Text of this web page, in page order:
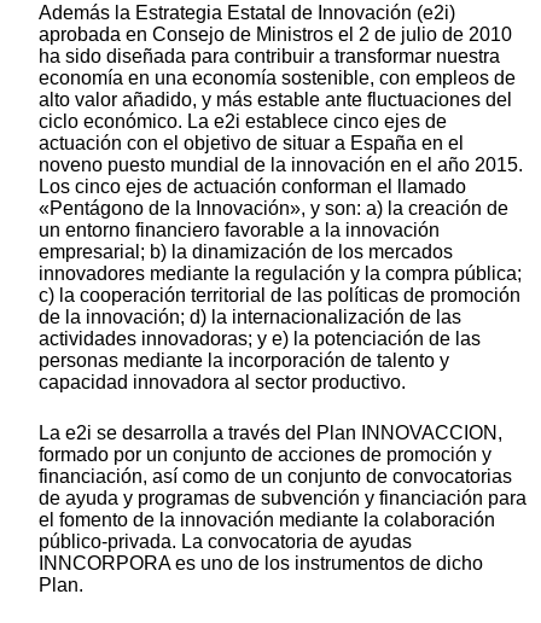
Además la Estrategia Estatal de Innovación (e2i)
aprobada en Consejo de Ministros el 2 de julio de 2010
ha sido diseñada para contribuir a transformar nuestra
economía en una economía sostenible, con empleos de
alto valor añadido, y más estable ante fluctuaciones del
ciclo económico. La e2i establece cinco ejes de
actuación con el objetivo de situar a España en el
noveno puesto mundial de la innovación en el año 2015.
Los cinco ejes de actuación conforman el llamado
«Pentágono de la Innovación», y son: a) la creación de
un entorno financiero favorable a la innovación
empresarial; b) la dinamización de los mercados
innovadores mediante la regulación y la compra pública;
c) la cooperación territorial de las políticas de promoción
de la innovación; d) la internacionalización de las
actividades innovadoras; y e) la potenciación de las
personas mediante la incorporación de talento y
capacidad innovadora al sector productivo.
La e2i se desarrolla a través del Plan INNOVACCION,
formado por un conjunto de acciones de promoción y
financiación, así como de un conjunto de convocatorias
de ayuda y programas de subvención y financiación para
el fomento de la innovación mediante la colaboración
público-privada. La convocatoria de ayudas
INNCORPORA es uno de los instrumentos de dicho
Plan.